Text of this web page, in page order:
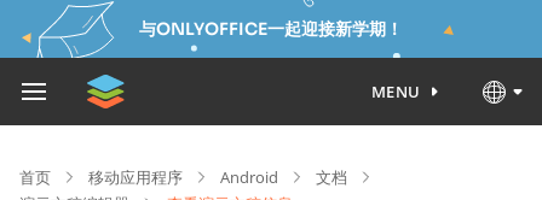
与ONLYOFFICE一起迎接新学期！
MENU
首页 移动应用程序 Android
文档